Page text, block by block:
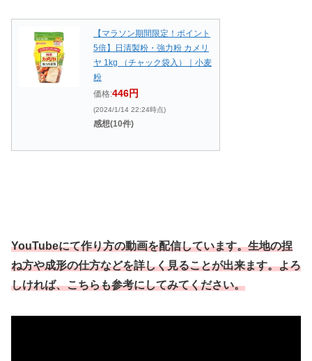
【マラソン期間限定！ポイント
5倍】日清製粉・強力粉 カメリ
ヤ 1kg （チャック袋入）｜小麦
粉
価格:446円
(2024/1/14 22:24時点)
感想(10件)
YouTubeにて作り方の動画を配信しています。生地の捏
ね方や成形の仕方などを詳しく見ることが出来ます。よろ
しければ、こちらも参考にしてみてください。